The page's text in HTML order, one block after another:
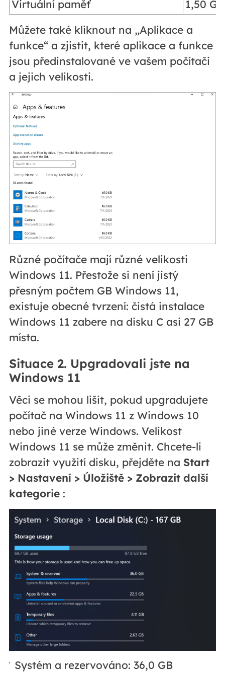
Virtuální paměť
1,50 GB
Můžete také kliknout na „Aplikace a
funkce“ a zjistit, které aplikace a funkce
jsou předinstalované ve vašem počítači
a jejich velikosti.
Různé počítače mají různé velikosti
Windows 11. Přestože si není jistý
přesným počtem GB Windows 11,
existuje obecné tvrzení: čistá instalace
Windows 11 zabere na disku C asi 27 GB
místa.
Situace 2. Upgradovali jste na
Windows 11
Věci se mohou lišit, pokud upgradujete
počítač na Windows 11 z Windows 10
nebo jiné verze Windows. Velikost
Windows 11 se může změnit. Chcete-li
zobrazit využití disku, přejděte na Start
> Nastavení > Úložiště > Zobrazit další
kategorie:
Systém a rezervováno: 36,0 GB